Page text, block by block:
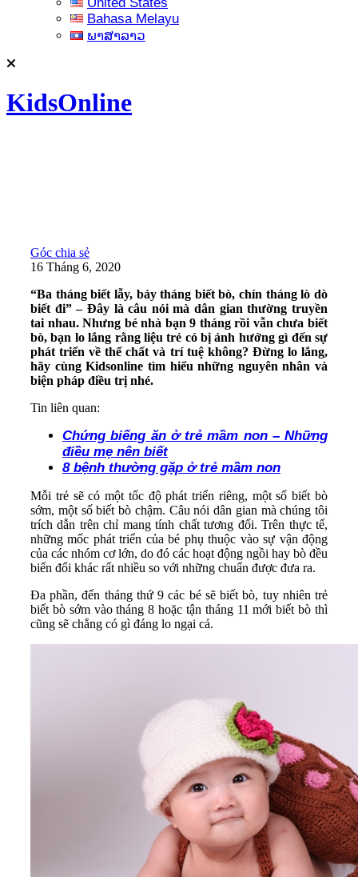
Bahasa Melayu
ພາສາລາວ
KidsOnline
Góc chia sẻ
16 Tháng 6, 2020
“Ba tháng biết lẫy, bảy tháng biết bò, chín tháng lò dò
biết đi” – Đây là câu nói mà dân gian thường truyền
tai nhau. Nhưng bé nhà bạn 9 tháng rồi vẫn chưa biết
bò, bạn lo lắng rằng liệu trẻ có bị ảnh hưởng gì đến sự
phát triển về thể chất và trí tuệ không? Đừng lo lắng,
hãy cùng Kidsonline tìm hiểu những nguyên nhân và
biện pháp điều trị nhé.
Tin liên quan:
Chứng biếng ăn ở trẻ mầm non – Những
điều mẹ nên biết
8 bệnh thường gặp ở trẻ mầm non
Mỗi trẻ sẽ có một tốc độ phát triển riêng, một số biết bò
sớm, một số biết bò chậm. Câu nói dân gian mà chúng tôi
trích dẫn trên chỉ mang tính chất tương đối. Trên thực tế,
những mốc phát triển của bé phụ thuộc vào sự vận động
của các nhóm cơ lớn, do đó các hoạt động ngồi hay bò đều
biến đổi khác rất nhiều so với những chuẩn được đưa ra.
Đa phần, đến tháng thứ 9 các bé sẽ biết bò, tuy nhiên trẻ
biết bò sớm vào tháng 8 hoặc tận tháng 11 mới biết bò thì
cũng sẽ chẳng có gì đáng lo ngại cả.